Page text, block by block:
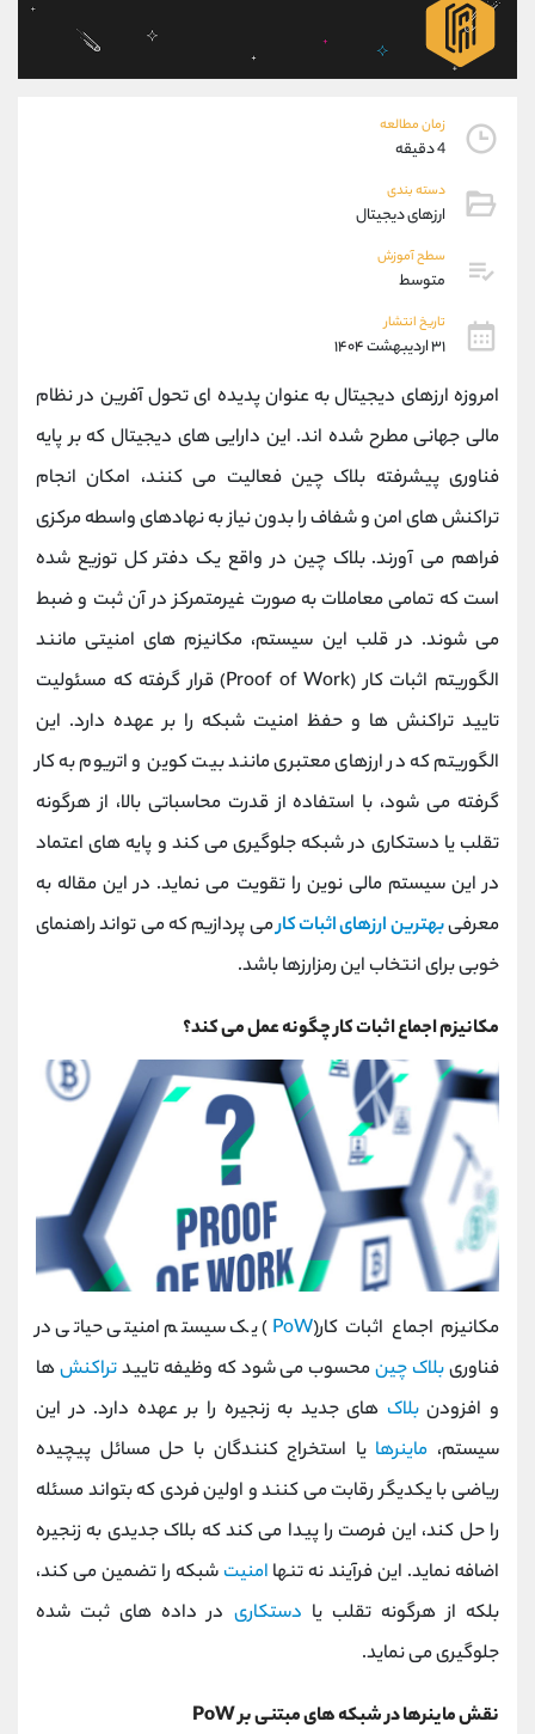
زمان مطالعه
4 دقیقه
دسته بندی
ارزهای دیجیتال
سطح آموزش
متوسط
تاریخ انتشار
۳۱ اردیبهشت ۱۴۰۴
امروزه ارزهای دیجیتال به عنوان پدیده ای تحول آفرین در نظام
مالی جهانی مطرح شده اند. این دارایی های دیجیتال که بر پایه
فناوری پیشرفته بلاک چین فعالیت می کنند، امکان انجام
تراکنش های امن و شفاف را بدون نیاز به نهادهای واسطه مرکزی
فراهم می آورند. بلاک چین در واقع یک دفتر کل توزیع شده
است که تمامی معاملات به صورت غیرمتمرکز در آن ثبت و ضبط
می شوند. در قلب این سیستم، مکانیزم های امنیتی مانند
الگوریتم اثبات کار (Proof of Work) قرار گرفته که مسئولیت
تایید تراکنش ها و حفظ امنیت شبکه را بر عهده دارد. این
الگوریتم که در ارزهای معتبری مانند بیت کوین و اتریوم به کار
گرفته می شود، با استفاده از قدرت محاسباتی بالا، از هرگونه
تقلب یا دستکاری در شبکه جلوگیری می کند و پایه های اعتماد
در این سیستم مالی نوین را تقویت می نماید. در این مقاله به
معرفیبهترین ارزهای اثبات کارمی پردازیم که می تواند راهنمای
خوبی برای انتخاب این رمزارزها باشد.
مکانیزم اجماع اثبات کار چگونه عمل می کند؟
مکانیزم اجماع اثبات کار(PoW ) یک سیستم امنیتی حیاتی در
فناوریبلاک چینمحسوب می شود که وظیفه تاییدتراکنشها
و افزودنبلاک های جدید به زنجیره را بر عهده دارد. در این
سیستم، ماینرها یا استخراج کنندگان با حل مسائل پیچیده
ریاضی با یکدیگر رقابت می کنند و اولین فردی که بتواند مسئله
را حل کند، این فرصت را پیدا می کند که بلاک جدیدی به زنجیره
اضافه نماید. این فرآیند نه تنها امنیت شبکه را تضمین می کند،
بلکه از هرگونه تقلب یا دستکاری در داده های ثبت شده
جلوگیری می نماید.
نقش ماینرها در شبکه های مبتنی بر PoW
واتساپ شروع گفتگو
تلگرام
پشتیبان فروش
موبایل
اطلاعات تماس
تلفن 021-22021030
021-22021040
بدون پیش شماره
اینستاگرام @alireza.mehrabii
کانال تلگرام @alirezamehrabi_com
@alirezamehrabi_official